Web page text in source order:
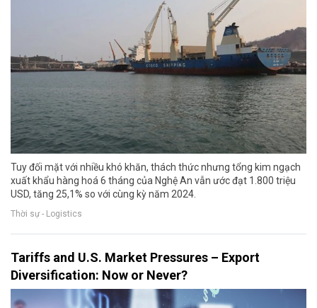
Tuy đối mặt với nhiều khó khăn, thách thức nhưng tổng kim ngạch
xuất khẩu hàng hoá 6 tháng của Nghệ An vẫn ước đạt 1.800 triệu
USD, tăng 25,1% so với cùng kỳ năm 2024.
Thời sự - Logistics
Tariffs and U.S. Market Pressures – Export
Diversification: Now or Never?